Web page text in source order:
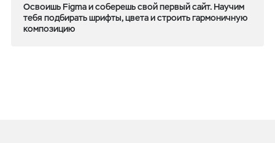
Освоишь Figma и соберешь свой первый сайт. Научим
тебя подбирать шрифты, цвета и строить гармоничную
композицию